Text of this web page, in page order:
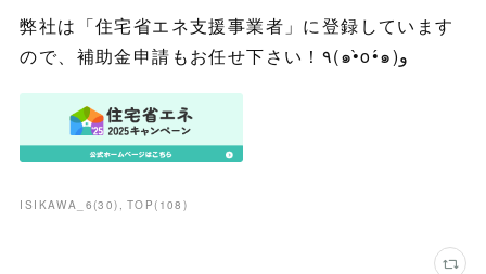
弊社は「住宅省エネ支援事業者」に登録しています
ので、補助金申請もお任せ下さい！٩(๑•̀o•́๑)و
ISIKAWA_6(30) TOP( 108 )